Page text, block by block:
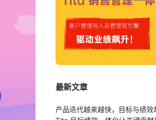
最新文章
产品迭代越来越快，目标与绩效